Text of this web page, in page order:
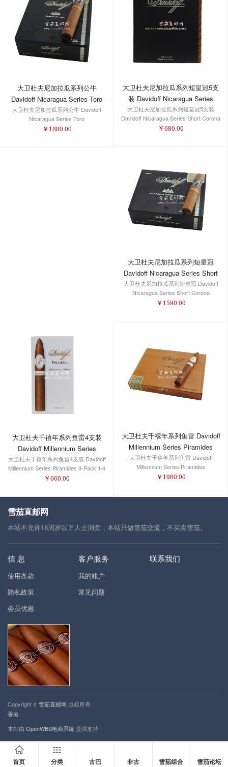
大卫杜夫尼加拉瓜系列公牛
Davidoff Nicaragua Series Toro
大卫杜夫尼加拉瓜系列公牛 Davidoff
Nicaragua Series Toro
￥ 1880.00
大卫杜夫尼加拉瓜系列短皇冠5支
装 Davidoff Nicaragua Series
Short Corona 5-Pack 1/5
大卫杜夫尼加拉瓜系列短皇冠5支装
Davidoff Nicaragua Series Short Corona
5-Pack 1/5
￥ 680.00
大卫杜夫尼加拉瓜系列短皇冠
Davidoff Nicaragua Series Short
Corona
大卫杜夫尼加拉瓜系列短皇冠 Davidoff
Nicaragua Series Short Corona
￥ 1590.00
大卫杜夫千禧年系列鱼雷4支装
Davidoff Millennium Series
Piramides 4-Pack 1/4
大卫杜夫千禧年系列鱼雷4支装 Davidoff
Millennium Series Piramides 4-Pack 1/4
￥ 660.00
大卫杜夫千禧年系列鱼雷 Davidoff
Millennium Series Piramides
大卫杜夫千禧年系列鱼雷 Davidoff
Millennium Series Piramides
￥ 1980.00
雪茄直邮网
本站不允许18周岁以下人士浏览，本站只做雪茄交流，不买卖雪茄。
信 息
使用条款
隐私政策
会员优惠
客户服务
我的账户
常见问题
联系我们
Copyright © 雪茄直邮网 版权所有
香港
本站由 OpenWBS电商系统 提供支持
首页 分类 古巴 非古 雪茄组合 雪茄论坛